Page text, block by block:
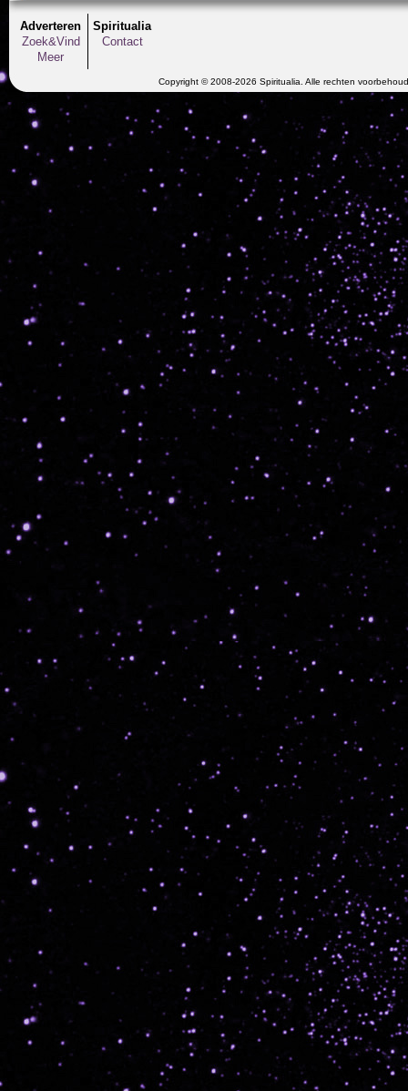
Adverteren
Zoek&Vind
Meer
Spiritualia
Contact
Copyright © 2008-2026 Spiritualia. Alle rechten